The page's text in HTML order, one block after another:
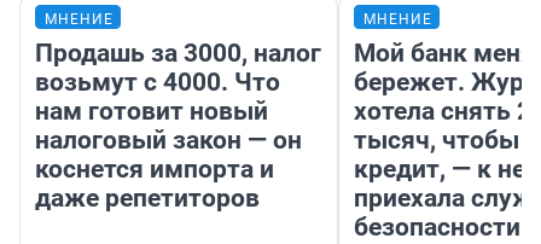
МНЕНИЕ
Продашь за 3000, налог
возьмут с 4000. Что
нам готовит новый
налоговый закон — он
коснется импорта и
даже репетиторов
МНЕНИЕ
Мой банк меня
бережет.
хотела снять
тысяч, чтобы
кредит, — к
приехала
безопасности